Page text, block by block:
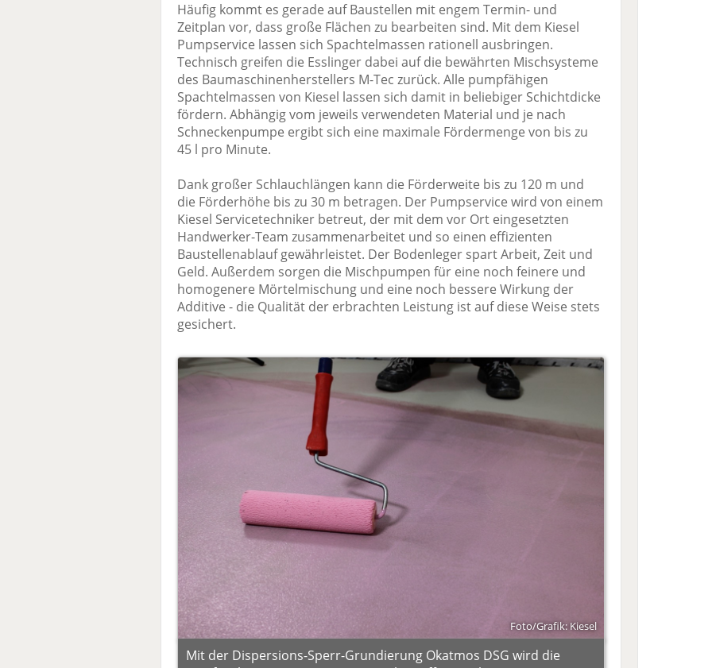
Häufig kommt es gerade auf Baustellen mit engem Termin- und
Zeitplan vor, dass große Flächen zu bearbeiten sind. Mit dem Kiesel
Pumpservice lassen sich Spachtelmassen rationell ausbringen.
Technisch greifen die Esslinger dabei auf die bewährten Mischsysteme
des Baumaschinenherstellers M-Tec zurück. Alle pumpfähigen
Spachtelmassen von Kiesel lassen sich damit in beliebiger Schichtdicke
fördern. Abhängig vom jeweils verwendeten Material und je nach
Schneckenpumpe ergibt sich eine maximale Fördermenge von bis zu
45 l pro Minute.
Dank großer Schlauchlängen kann die Förderweite bis zu 120 m und
die Förderhöhe bis zu 30 m betragen. Der Pumpservice wird von einem
Kiesel Servicetechniker betreut, der mit dem vor Ort eingesetzten
Handwerker-Team zusammenarbeitet und so einen effizienten
Baustellenablauf gewährleistet. Der Bodenleger spart Arbeit, Zeit und
Geld. Außerdem sorgen die Mischpumpen für eine noch feinere und
homogenere Mörtelmischung und eine noch bessere Wirkung der
Additive - die Qualität der erbrachten Leistung ist auf diese Weise stets
gesichert.
Foto/Grafik: Kiesel
Mit der Dispersions-Sperr-Grundierung Okatmos DSG wird die